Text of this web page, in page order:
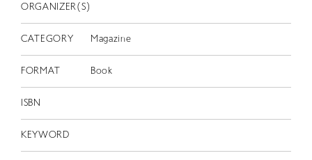
ORGANIZER(S)
CATEGORY Magazine
FORMAT Book
ISBN
KEYWORD